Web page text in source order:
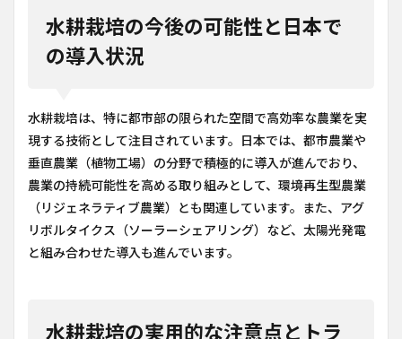
水耕栽培の今後の可能性と日本で
の導入状況
水耕栽培は、特に都市部の限られた空間で高効率な農業を実
現する技術として注目されています。日本では、都市農業や
垂直農業（植物工場）の分野で積極的に導入が進んでおり、
農業の持続可能性を高める取り組みとして、環境再生型農業
（リジェネラティブ農業）とも関連しています。また、アグ
リボルタイクス（ソーラーシェアリング）など、太陽光発電
と組み合わせた導入も進んでいます。
水耕栽培の実用的な注意点とトラ